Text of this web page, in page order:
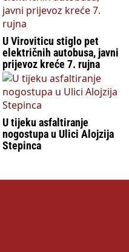
U Viroviticu stiglo pet
električnih autobusa, javni
prijevoz kreće 7. rujna
U tijeku asfaltiranje
nogostupa u Ulici Alojzija
Stepinca